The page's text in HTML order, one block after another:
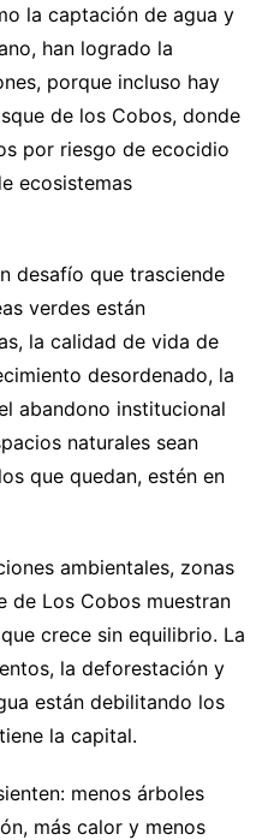
la captación de agua y
han logrado la
porque incluso hay
de los Cobos, donde
por riesgo de ecocidio
ecosistemas
desafío que trasciende
verdes están
la calidad de vida de
desordenado, la
abandono institucional
naturales sean
que quedan, estén en
ambientales, zonas
de Los Cobos muestran
crece sin equilibrio. La
la deforestación y
están debilitando los
la capital.
menos árboles
más calor y menos